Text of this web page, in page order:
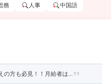
務 人事 中国語
の方も必見！！月給者は...